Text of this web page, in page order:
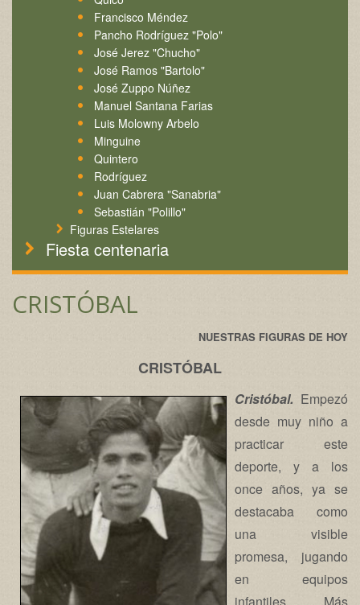
Francisco Méndez
Pancho Rodríguez "Polo"
José Jerez "Chucho"
José Ramos "Bartolo"
José Zuppo Núñez
Manuel Santana Farias
Luis Molowny Arbelo
Minguine
Quintero
Rodríguez
Juan Cabrera "Sanabria"
Sebastián "Polillo"
Figuras Estelares
Fiesta centenaria
CRISTÓBAL
NUESTRAS FIGURAS DE HOY
CRISTÓBAL
Cristóbal. Empezó
desde muy niño a
practicar este
deporte, y a los
once años, ya se
destacaba como
una visible
promesa, jugando
en equipos